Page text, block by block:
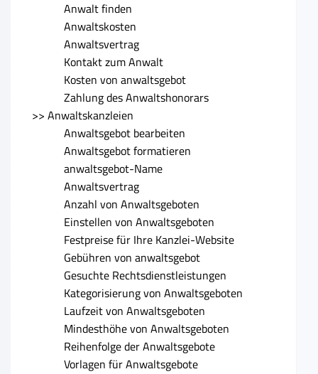
Anwalt finden
Anwaltskosten
Anwaltsvertrag
Kontakt zum Anwalt
Kosten von anwaltsgebot
Zahlung des Anwaltshonorars
>> Anwaltskanzleien
Anwaltsgebot bearbeiten
Anwaltsgebot formatieren
anwaltsgebot-Name
Anwaltsvertrag
Anzahl von Anwaltsgeboten
Einstellen von Anwaltsgeboten
Festpreise für Ihre Kanzlei-Website
Gebühren von anwaltsgebot
Gesuchte Rechtsdienstleistungen
Kategorisierung von Anwaltsgeboten
Laufzeit von Anwaltsgeboten
Mindesthöhe von Anwaltsgeboten
Reihenfolge der Anwaltsgebote
Vorlagen für Anwaltsgebote